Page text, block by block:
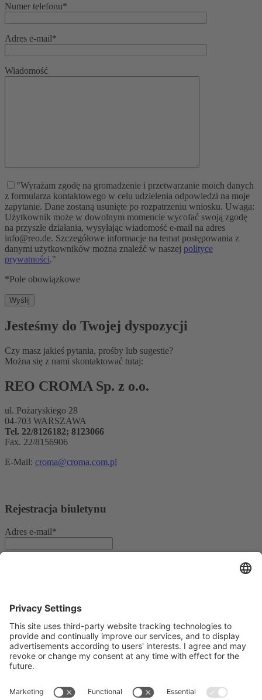
Numer telefonu*
Adres e-mail*
Wiadomość
"Wyrażam zgodę na gromadzenie i przetwarzanie moich danych
z formularza kontaktowego w celu udzielenia odpowiedzi na moje
zapytanie. Dane zostaną usunięte po rozpatrzeniu wniosku. Uwaga:
Użytkownik może w dowolnym momencie wycofać swoją zgodę
na przyszłe działania, wysyłając wiadomość e-mail na adres
info@reo.de. Szczegółowe informacje na temat postępowania z
danymi użytkowników można znaleźć w naszej polityce
prywatności."
*Pole obowiązkowe
Jesteśmy do Twojej dyspozycji
Czy masz jakieś pytania, prośby lub sugestie?
Można się z nami skontaktować tutaj:
REO CROMA Sp. z o.o.
ul. Pożaryskiego 28
04-703 WARSZAWA
Tel. 22/8126182; 8123066
Fax. 22/8156906
E-Mail: croma@croma.com.pl
Rejestracja biuletynu
Adres e-mail*
Tak, potwierdzam, że chcę otrzymywać biuletyn informacyjny
Jako platformy marketingowej używamy Sendinblue. Wypełniając i
wysyłając formularz, przyjmujesz do wiadomości, że podane przez
Ciebie informacje zostaną przekazane Sendinblue do przetwarzania
zgodnie zWarunkami użytkowania.
sprzedaży i dostawy
| fromVidemiwith ♥︎